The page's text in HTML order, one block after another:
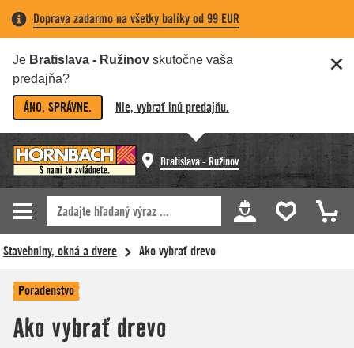
Doprava zadarmo na všetky balíky od 99 EUR
Je Bratislava - Ružinov skutočne vaša
predajňa?
ÁNO, SPRÁVNE. Nie, vybrať inú predajňu.
Bratislava - Ružinov